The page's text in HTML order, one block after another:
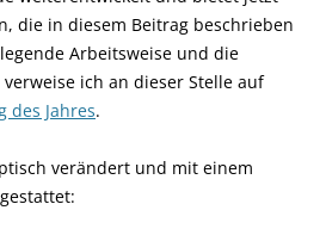
die in diesem Beitrag beschrieben
Arbeitsweise und die
ich an dieser Stelle auf
des Jahres.
verändert und mit einem